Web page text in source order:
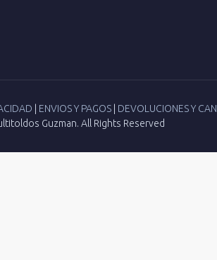
ENVIOS Y PAGOS
DEVOLUCIONES Y
Guzman. All Rights Reserved